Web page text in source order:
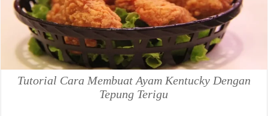
Tutorial Cara Membuat Ayam Kentucky Dengan
Tepung Terigu